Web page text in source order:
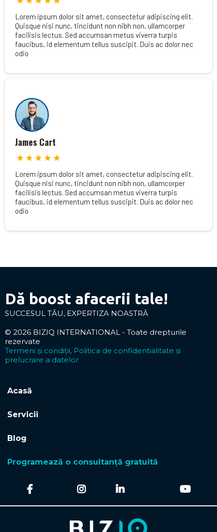
Lorem ipsum dolor sit amet, consectetur adipiscing elit.
Quisque nisi nunc, tincidunt non nibh non, ullamcorper
facilisis lectus. Sed accumsan metus viverra turpis
faucibus, id elementum tellus suscipit. Duis ac dolor nec
odio
James Cart
Lorem ipsum dolor sit amet, consectetur adipiscing elit.
Quisque nisi nunc, tincidunt non nibh non, ullamcorper
facilisis lectus. Sed accumsan metus viverra turpis
faucibus, id elementum tellus suscipit. Duis ac dolor nec
odio
Dă boost afacerii tale!
SUCCESUL TĂU, EXPERTIZA NOASTRĂ
© 2026 BIZIQ INTERNATIONAL - Toate drepturile
rezervate
Termeni și condiții, Politica de confidentialitate și
prelucrare a datelor
Acasă
Servicii
Blog
Programează o consultanță gratuită